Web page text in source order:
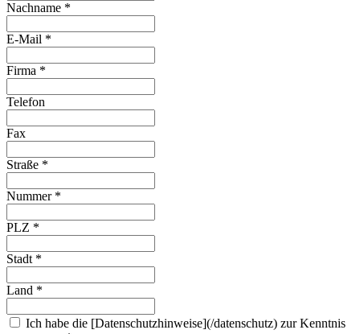
Nachname *
E-Mail *
Firma *
Telefon
Fax
Straße *
Nummer *
PLZ *
Stadt *
Land *
Ich habe die [Datenschutzhinweise](/datenschutz) zur Kenntnis